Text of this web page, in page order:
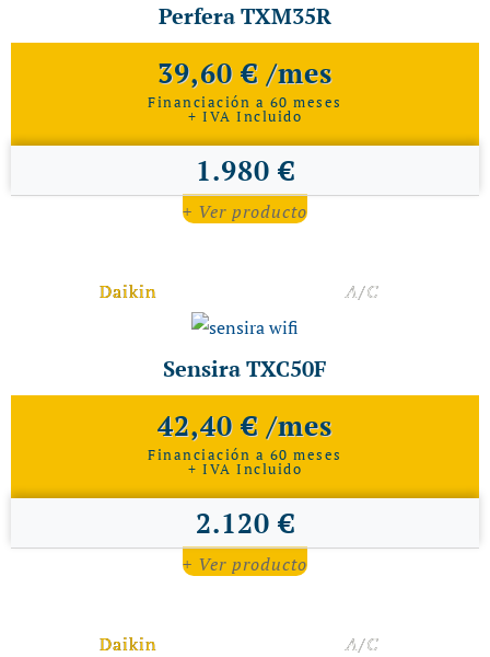
Perfera TXM35R
39,60 € /mes
Financiación a 60 meses
+ IVA Incluido
1.980 €
+ Ver producto
Daikin A/C
Sensira TXC50F
42,40 € /mes
Financiación a 60 meses
+ IVA Incluido
2.120 €
+ Ver producto
Daikin A/C